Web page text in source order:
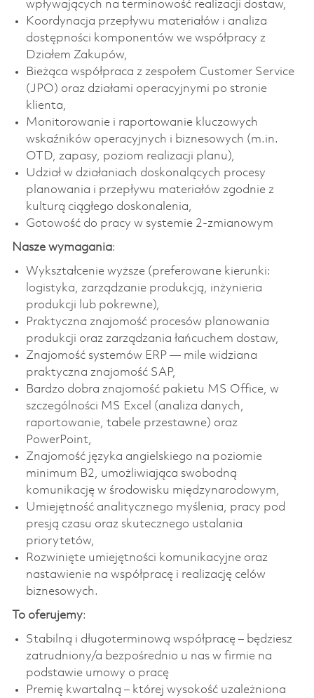
wpływających na terminowość realizacji dostaw,
Koordynacja przepływu materiałów i analiza
dostępności komponentów we współpracy z
Działem Zakupów,
Bieżąca współpraca z zespołem Customer Service
(JPO) oraz działami operacyjnymi po stronie
klienta,
Monitorowanie i raportowanie kluczowych
wskaźników operacyjnych i biznesowych (m.in.
OTD, zapasy, poziom realizacji planu),
Udział w działaniach doskonalących procesy
planowania i przepływu materiałów zgodnie z
kulturą ciągłego doskonalenia,
Gotowość do pracy w systemie 2-zmianowym
Nasze wymagania:
Wykształcenie wyższe (preferowane kierunki:
logistyka, zarządzanie produkcją, inżynieria
produkcji lub pokrewne),
Praktyczna znajomość procesów planowania
produkcji oraz zarządzania łańcuchem dostaw,
Znajomość systemów ERP — mile widziana
praktyczna znajomość SAP,
Bardzo dobra znajomość pakietu MS Office, w
szczególności MS Excel (analiza danych,
raportowanie, tabele przestawne) oraz
PowerPoint,
Znajomość języka angielskiego na poziomie
minimum B2, umożliwiająca swobodną
komunikację w środowisku międzynarodowym,
Umiejętność analitycznego myślenia, pracy pod
presją czasu oraz skutecznego ustalania
priorytetów,
Rozwinięte umiejętności komunikacyjne oraz
nastawienie na współpracę i realizację celów
biznesowych.
To oferujemy:
Stabilną i długoterminową współpracę – będziesz
zatrudniony/a bezpośrednio u nas w firmie na
podstawie umowy o pracę
Premię kwartalną – której wysokość uzależniona